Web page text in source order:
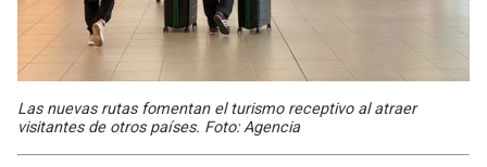
Las nuevas rutas fomentan el turismo receptivo al atraer
visitantes de otros países. Foto: Agencia